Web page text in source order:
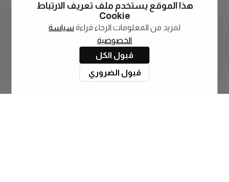
هذا الموقع يستخدم ملف تعريف الارتباط
Cookie
لمزيد من المعلومات الرجاء قراءة سياسة
الخصوصية
قبول الكل
قبول الضروري